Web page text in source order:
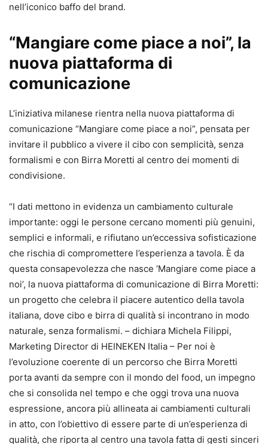
nell’iconico baffo del brand.
“Mangiare come piace a noi”, la
nuova piattaforma di
comunicazione
L’iniziativa milanese rientra nella nuova piattaforma di
comunicazione “Mangiare come piace a noi”, pensata per
invitare il pubblico a vivere il cibo con semplicità, senza
formalismi e con Birra Moretti al centro dei momenti di
condivisione.
“I dati mettono in evidenza un cambiamento culturale
importante: oggi le persone cercano momenti più genuini,
semplici e informali, e rifiutano un’eccessiva sofisticazione
che rischia di compromettere l’esperienza a tavola. È da
questa consapevolezza che nasce ‘Mangiare come piace a
noi’, la nuova piattaforma di comunicazione di Birra Moretti:
un progetto che celebra il piacere autentico della tavola
italiana, dove cibo e birra di qualità si incontrano in modo
naturale, senza formalismi. – dichiara Michela Filippi,
Marketing Director di HEINEKEN Italia – Per noi è
l’evoluzione coerente di un percorso che Birra Moretti
porta avanti da sempre con il mondo del food, un impegno
che si consolida nel tempo e che oggi trova una nuova
espressione, ancora più allineata ai cambiamenti culturali
in atto, con l’obiettivo di essere parte di un’esperienza di
qualità, che riporta al centro una tavola fatta di gesti sinceri